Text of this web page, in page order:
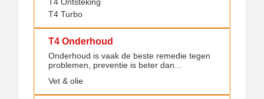
T4 Turbo
T4 Onderhoud
Onderhoud is vaak de beste remedie tegen
problemen, preventie is beter dan...
Vet & olie